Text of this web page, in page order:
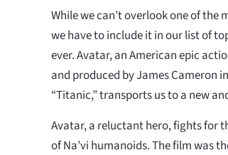
While we can’t overlook one of the
we have to include it in our list of
ever. Avatar, an American epic
and produced by James Cameron
“Titanic,” transports us to a new
Avatar, a reluctant hero, fights for
of Na’vi humanoids. The film was